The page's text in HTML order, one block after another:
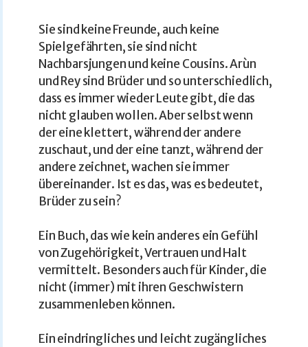
Sie sind keine Freunde, auch keine
Spielgefährten, sie sind nicht
Nachbarsjungen und keine Cousins. Arùn
und Rey sind Brüder und so unterschiedlich,
dass es immer wieder Leute gibt, die das
nicht glauben wollen. Aber selbst wenn
der eine klettert, während der andere
zuschaut, und der eine tanzt, während der
andere zeichnet, wachen sie immer
übereinander. Ist es das, was es bedeutet,
Brüder zu sein?
Ein Buch, das wie kein anderes ein Gefühl
von Zugehörigkeit, Vertrauen und Halt
vermittelt. Besonders auch für Kinder, die
nicht (immer) mit ihren Geschwistern
zusammenleben können.
Ein eindringliches und leicht zugängliches